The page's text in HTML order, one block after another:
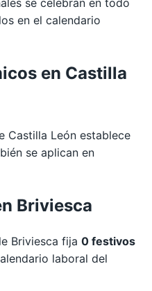
en el calendario
en Castilla
Castilla León establece
se aplican en
Briviesca
Briviesca fija 0 festivos
laboral del